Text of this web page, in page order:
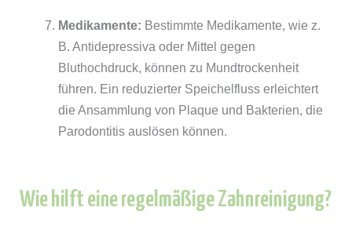
Medikamente: Bestimmte Medikamente, wie z.
B. Antidepressiva oder Mittel gegen
Bluthochdruck, können zu Mundtrockenheit
führen. Ein reduzierter Speichelfluss erleichtert
die Ansammlung von Plaque und Bakterien, die
Parodontitis auslösen können.
Wie hilft eine regelmäßige Zahnreinigung?